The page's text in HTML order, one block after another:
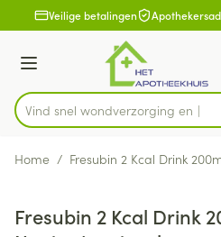
Ga naar de inhoud
1 van 1Veilige betalingen
Menu
Product, merk, categorie...
Vind snel wondverzor
Home / Fresubin 2 Kcal Drink
Fresubin 2 Kcal Drink